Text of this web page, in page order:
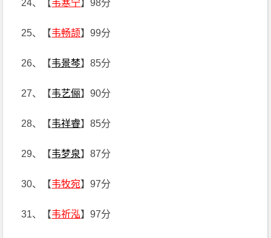
24、【韦寒宁】98分
25、【韦畅颉】99分
26、【韦景棽】85分
27、【韦艺俪】90分
28、【韦祥睿】85分
29、【韦梦泉】87分
30、【韦牧宛】97分
31、【韦祈泓】97分